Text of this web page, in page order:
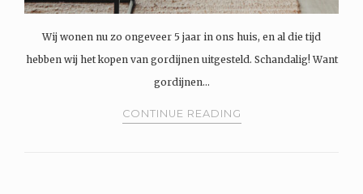
Wij wonen nu zo ongeveer 5 jaar in ons huis, en al die tijd
hebben wij het kopen van gordijnen uitgesteld. Schandalig! Want
gordijnen…
CONTINUE READING